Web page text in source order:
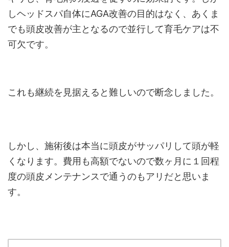
しヘッドスパ自体にAGA改善の目的はなく、あくま
でも頭皮改善が主となるので並行して育毛ケアは不
可欠です。
これも継続を見据えると難しいので断念しました。
しかし、施術後は本当に頭皮がサッパリして頭が軽
くなります。費用も高額でないので数ヶ月に１回程
度の頭皮メンテナンスで通うのもアリだと思いま
す。